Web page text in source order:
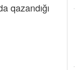
qazandığı